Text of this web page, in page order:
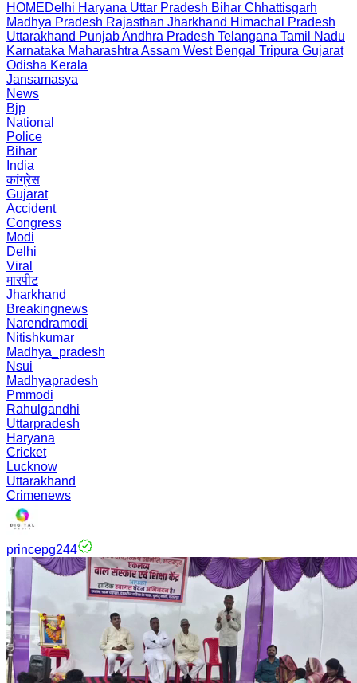
HOMEDelhi Haryana Uttar Pradesh Bihar Chhattisgarh
Madhya Pradesh Rajasthan Jharkhand Himachal Pradesh
Uttarakhand PunjabAndhra Pradesh Telangana Tamil Nadu
Karnataka Maharashtra Assam West Bengal Tripura Gujarat
Odisha Kerala
Jansamasya
News
Bjp
National
Police
Bihar
India
कांग्रेस
Gujarat
Accident
Congress
Modi
Delhi
Viral
मारपीट
Jharkhand
Breakingnews
Narendramodi
Nitishkumar
Madhya_pradesh
Nsui
Madhyapradesh
Pmmodi
Rahulgandhi
Uttarpradesh
Haryana
Cricket
Lucknow
Uttarakhand
Crimenews
princepg244